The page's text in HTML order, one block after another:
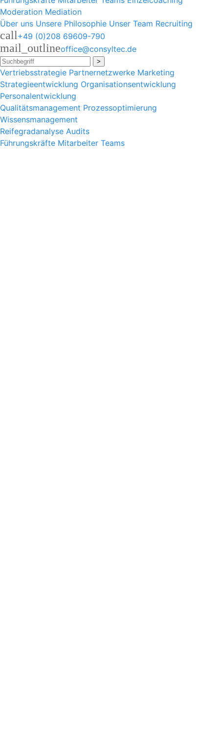
Moderation Mediation
Über uns Unsere Philosophie Unser Team Recruiting
call+49 (0)208 69609-790
mail_outlineoffice@consyltec.de
>
Vertriebsstrategie Partnernetzwerke Marketing
Strategieentwicklung Organisationsentwicklung
Personalentwicklung
Qualitätsmanagement Prozessoptimierung
Wissensmanagement
Reifegradanalyse Audits
Führungskräfte Mitarbeiter Teams